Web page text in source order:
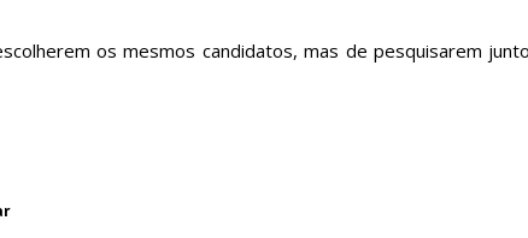
os mesmos candidatos, mas de pesquisarem